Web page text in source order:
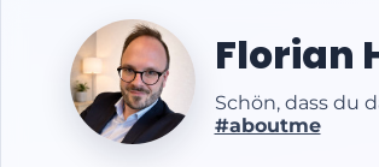
Florian
Schön, dass du
#aboutme